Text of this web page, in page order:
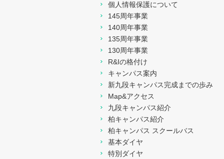
個人情報保護について
145周年事業
140周年事業
135周年事業
130周年事業
R&Iの格付け
キャンパス案内
新九段キャンパス完成までの歩み
Map&アクセス
九段キャンパス紹介
柏キャンパス紹介
柏キャンパス スクールバス
基本ダイヤ
特別ダイヤ